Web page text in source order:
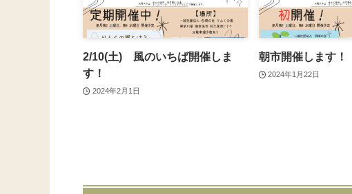
2/10(土) 風のいちば開催しま
す！
2024年2月1日
朝市開催します！
2024年1月22日